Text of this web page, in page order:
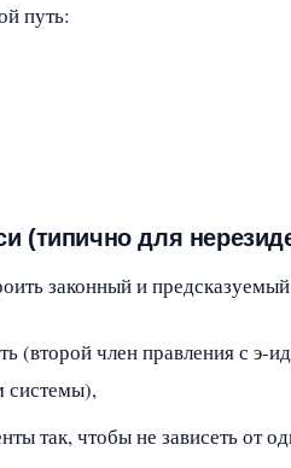
путь:
(типично для
законный и
(второй член правления с
системы),
так, чтобы не зависеть от